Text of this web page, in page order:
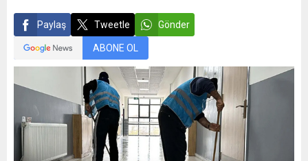
Paylaş Tweetle Gönder
ABONE OL